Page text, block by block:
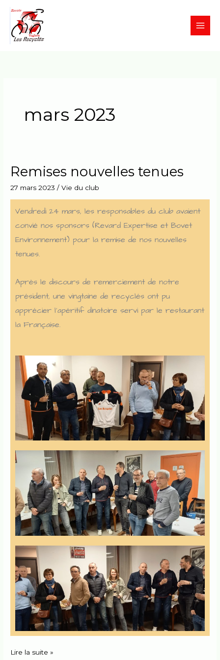
Aller
contenu
mars 2023
Remises nouvelles tenues
27 mars 2023/Vie du club
Vendredi 24 mars, les responsables du club avaient
convié nos sponsors (Revard Expertise et Bovet
Environnement) pour la remise de nos nouvelles
tenues.
Après le discours de remerciement de notre
président, une vingtaine de recyclés ont pu
apprécier l’apéritif dinatoire servi par le restaurant
la Française.
Remises
Lire la suite »